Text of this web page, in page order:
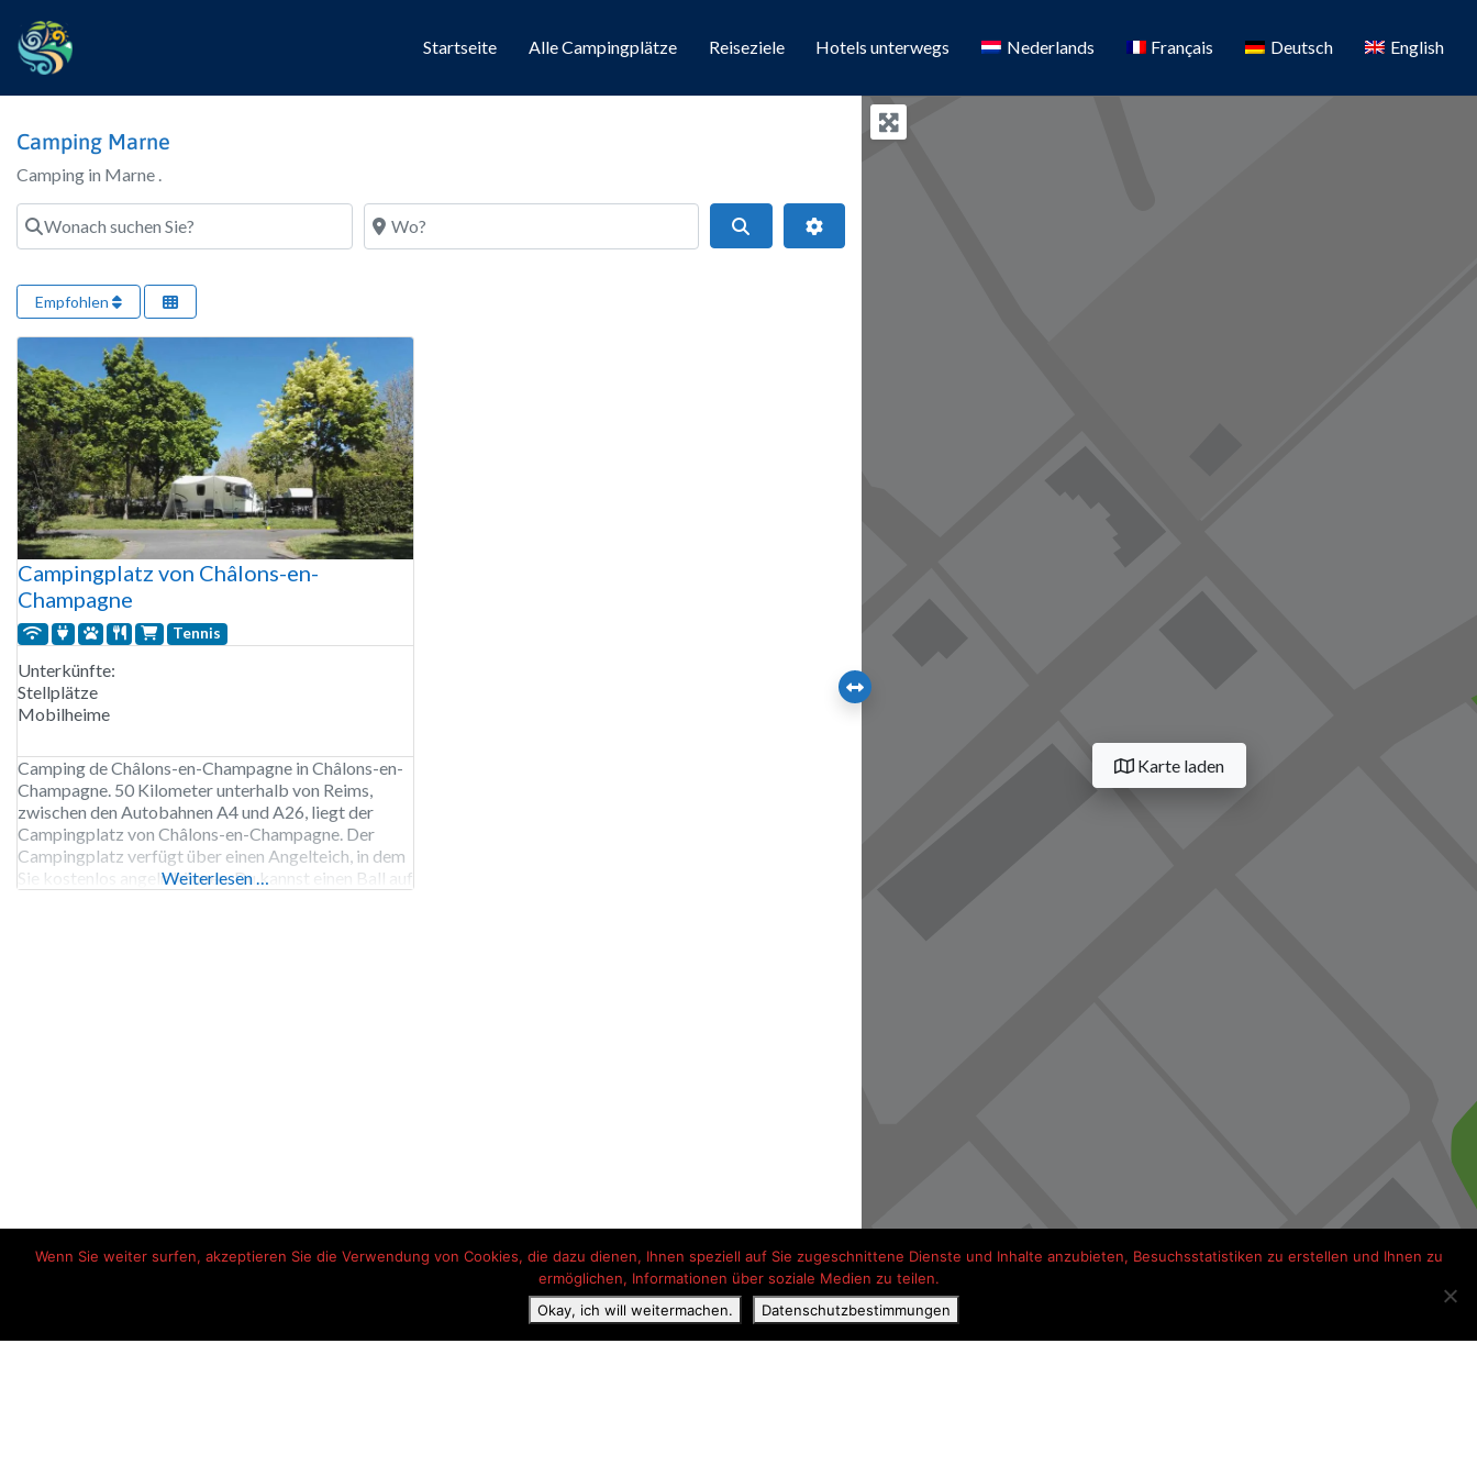
Startseite Alle Campingplätze Reiseziele Hotels unterwegs Nederlands Français Deutsch English
Camping Marne
Camping in Marne .
Wonach suchen Sie?
Wo?
Erweiterte Filter
Empfohlen
Campingplatz von Châlons-en-
Champagne
Tennis
Unterkünfte:
Stellplätze
Mobilheime
Camping de Châlons-en-Champagne in Châlons-en-
Champagne. 50 Kilometer unterhalb von Reims,
zwischen den Autobahnen A4 und A26, liegt der
Campingplatz von Châlons-en-Champagne. Der
Campingplatz verfügt über einen Angelteich, in dem
Sie kostenlos angeln können. Du kannst einen Ball auf
Weiterlesen …
Karte laden
Wenn Sie weiter surfen, akzeptieren Sie die Verwendung von Cookies, die dazu dienen, Ihnen speziell auf Sie zugeschnittene Dienste und Inhalte anzubieten, Besuchsstatistiken zu erstellen und Ihnen zu
ermöglichen, Informationen über soziale Medien zu teilen.
Okay, ich will weitermachen.
Datenschutzbestimmungen